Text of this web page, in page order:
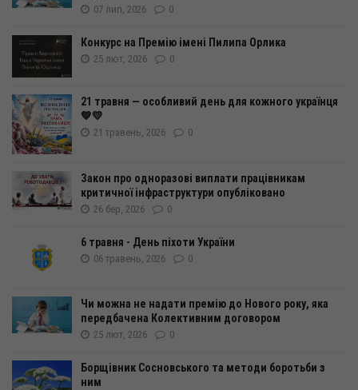
07 лип, 2026 0
Конкурс на Премію імені Пилипа Орлика
25 лют, 2026 0
21 травня — особливий день для кожного українця
💙💛
21 травень, 2026 0
Закон про одноразові виплати працівникам
критичної інфраструктури опубліковано
26 бер, 2026 0
6 травня - День піхоти України
06 травень, 2026 0
Чи можна не надати премію до Нового року, яка
передбачена Колективним договором
25 лют, 2026 0
Борщівник Сосновського та методи боротьби з
ним